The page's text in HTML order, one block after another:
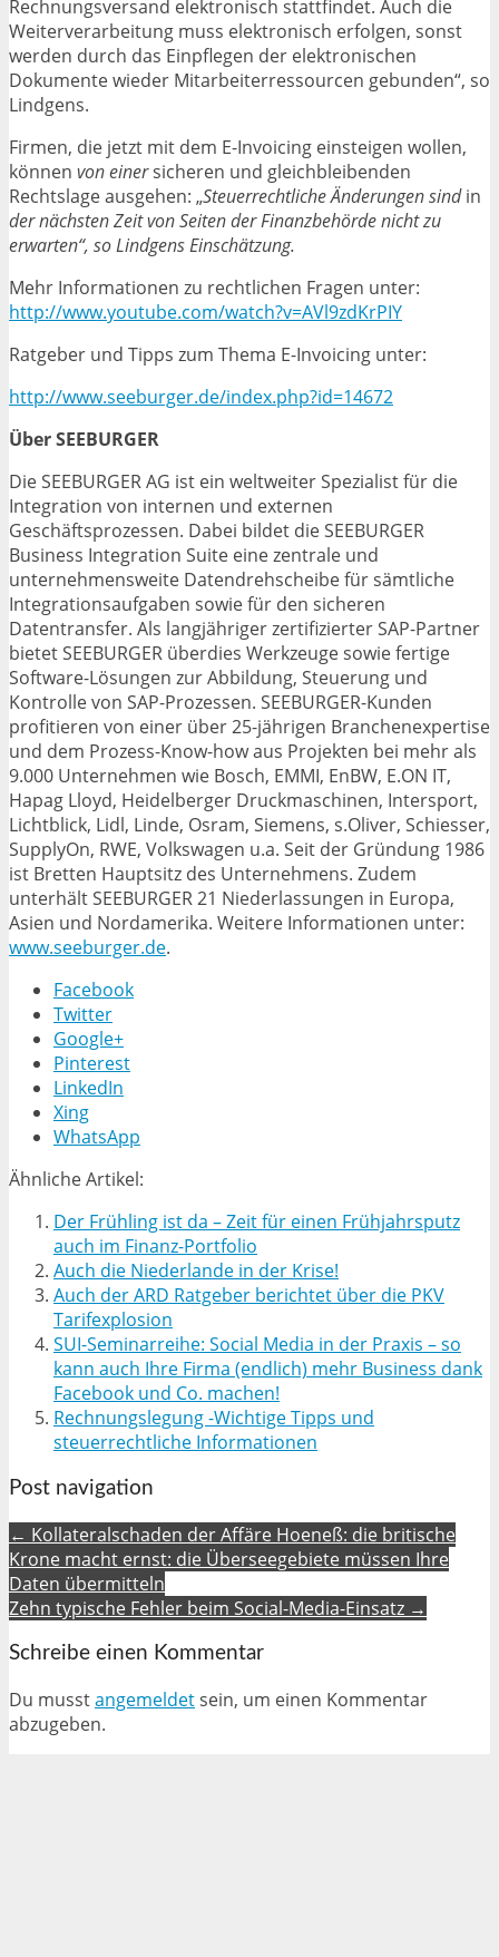
Rechnungsversand elektronisch stattfindet. Auch die
Weiterverarbeitung muss elektronisch erfolgen, sonst
werden durch das Einpflegen der elektronischen
Dokumente wieder Mitarbeiterressourcen gebunden“, so
Lindgens.
Firmen, die jetzt mit dem E-Invoicing einsteigen wollen,
können von einersicheren und gleichbleibenden
Rechtslage ausgehen: „Steuerrechtliche Änderungen sindin
der nächsten Zeit von Seiten der Finanzbehörde nicht zu
erwarten“, so Lindgens Einschätzung.
Mehr Informationen zu rechtlichen Fragen unter:
http://www.youtube.com/watch?v=AVl9zdKrPIY
Ratgeber und Tipps zum Thema E-Invoicing unter:
http://www.seeburger.de/index.php?id=14672
Über SEEBURGER
Die SEEBURGER AG ist ein weltweiter Spezialist für die
Integration von internen und externen
Geschäftsprozessen. Dabei bildet die SEEBURGER
Business Integration Suite eine zentrale und
unternehmensweite Datendrehscheibe für sämtliche
Integrationsaufgaben sowie für den sicheren
Datentransfer. Als langjähriger zertifizierter SAP-Partner
bietet SEEBURGER überdies Werkzeuge sowie fertige
Software-Lösungen zur Abbildung, Steuerung und
Kontrolle von SAP-Prozessen. SEEBURGER-Kunden
profitieren von einer über 25-jährigen Branchenexpertise
und dem Prozess-Know-how aus Projekten bei mehr als
9.000 Unternehmen wie Bosch, EMMI, EnBW, E.ON IT,
Hapag Lloyd, Heidelberger Druckmaschinen, Intersport,
Lichtblick, Lidl, Linde, Osram, Siemens, s.Oliver, Schiesser,
SupplyOn, RWE, Volkswagen u.a. Seit der Gründung 1986
ist Bretten Hauptsitz des Unternehmens. Zudem
unterhält SEEBURGER 21 Niederlassungen in Europa,
Asien und Nordamerika. Weitere Informationen unter:
www.seeburger.de.
Facebook
Twitter
Google+
Pinterest
LinkedIn
Xing
WhatsApp
Ähnliche Artikel:
Der Frühling ist da – Zeit für einen Frühjahrsputz
auch im Finanz-Portfolio
Auch die Niederlande in der Krise!
Auch der ARD Ratgeber berichtet über die PKV
Tarifexplosion
SUI-Seminarreihe: Social Media in der Praxis – so
kann auch Ihre Firma (endlich) mehr Business dank
Facebook und Co. machen!
Rechnungslegung -Wichtige Tipps und
steuerrechtliche Informationen
Post navigation
← Kollateralschaden der Affäre Hoeneß: die britische
Krone macht ernst: die Überseegebiete müssen Ihre
Daten übermitteln
Zehn typische Fehler beim Social-Media-Einsatz →
Schreibe einen Kommentar
Du musstangemeldetsein, um einen Kommentar
abzugeben.